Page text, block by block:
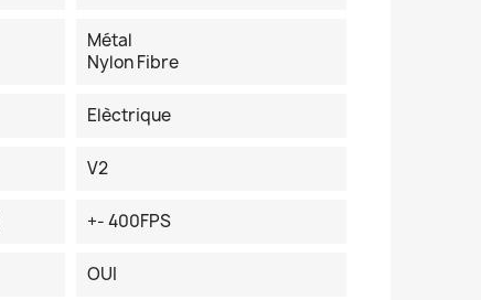
Métal
Nylon Fibre
Elèctrique
V2
+- 400FPS
OUI